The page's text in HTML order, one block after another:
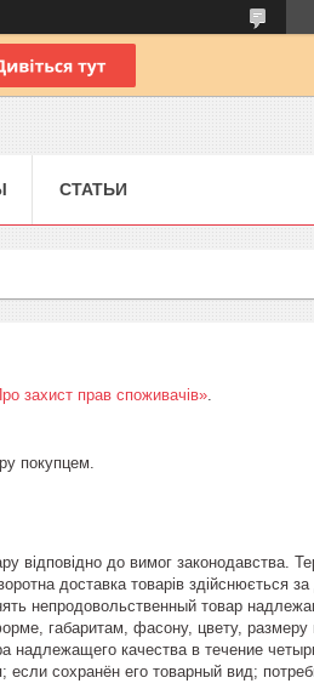
СТАТЬИ
захист прав споживачів»
покупцем.
відповідно до вимог законодавства.
доставка товарів здійснюється
непродовольственный товар
габаритам, фасону, цвету,
качества в течение
сохранён его товарный вид;